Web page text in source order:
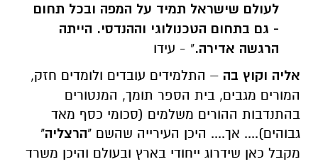
לעולם שישראל תמיד על המפה ובכל תחום
- גם בתחום הטכנולוגי וההנדסי. הייתה
הרגשה אדירה." - עידו
אליה וקוץ בה – התלמידים עובדים ולומדים חזק,
המורים מגבים, בית הספר תומך, המנטורים
בהתנדבות ההורים משלמים (סכומי כסף מאד
גבוהים).... אך.... היכן העירייה שהשם "הרצליה"
מקבל כאן שידרוג ייחודי בארץ ובעולם והיכן משרד